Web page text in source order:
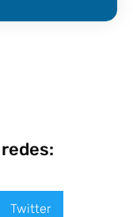
Twitter